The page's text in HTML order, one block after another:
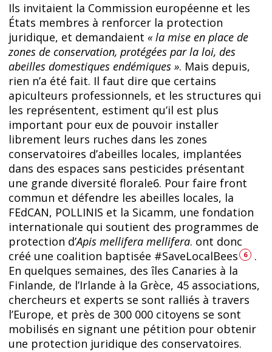
Ils invitaient la Commission européenne et les
États membres à renforcer la protection
juridique, et demandaient « la mise en place de
zones de conservation, protégées par la loi, des
abeilles domestiques endémiques ». Mais depuis,
rien n’a été fait. Il faut dire que certains
apiculteurs professionnels, et les structures qui
les représentent, estiment qu’il est plus
important pour eux de pouvoir installer
librement leurs ruches dans les zones
conservatoires d’abeilles locales, implantées
dans des espaces sans pesticides présentant
une grande diversité florale6. Pour faire front
commun et défendre les abeilles locales, la
FEdCAN, POLLINIS et la Sicamm, une fondation
internationale qui soutient des programmes de
protection d’Apis mellifera mellifera. ont donc
créé une coalition baptisée #SaveLocalBees
6
.
En quelques semaines, des îles Canaries à la
Finlande, de l’Irlande à la Grèce, 45 associations,
chercheurs et experts se sont ralliés à travers
l’Europe, et près de 300 000 citoyens se sont
mobilisés en signant une pétition pour obtenir
une protection juridique des conservatoires.